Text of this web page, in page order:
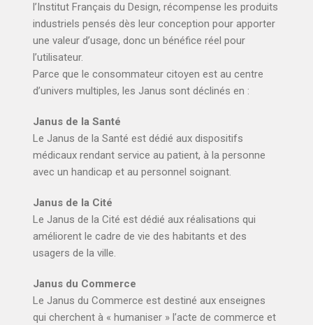
l’Institut Français du Design, récompense les produits
industriels pensés dès leur conception pour apporter
une valeur d’usage, donc un bénéfice réel pour
l’utilisateur.
Parce que le consommateur citoyen est au centre
d’univers multiples, les Janus sont déclinés en :
Janus de la Santé
Le Janus de la Santé est dédié aux dispositifs
médicaux rendant service au patient, à la personne
avec un handicap et au personnel soignant.
Janus de la Cité
Le Janus de la Cité est dédié aux réalisations qui
améliorent le cadre de vie des habitants et des
usagers de la ville.
Janus du Commerce
Le Janus du Commerce est destiné aux enseignes
qui cherchent à « humaniser » l’acte de commerce et